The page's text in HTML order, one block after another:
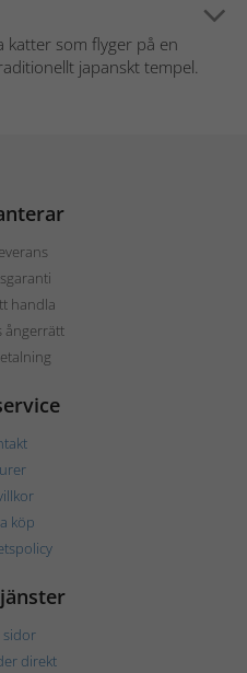
katter som flyger på en
japanskt tempel.
handla
ångerrätt
köp
sidor
direkt